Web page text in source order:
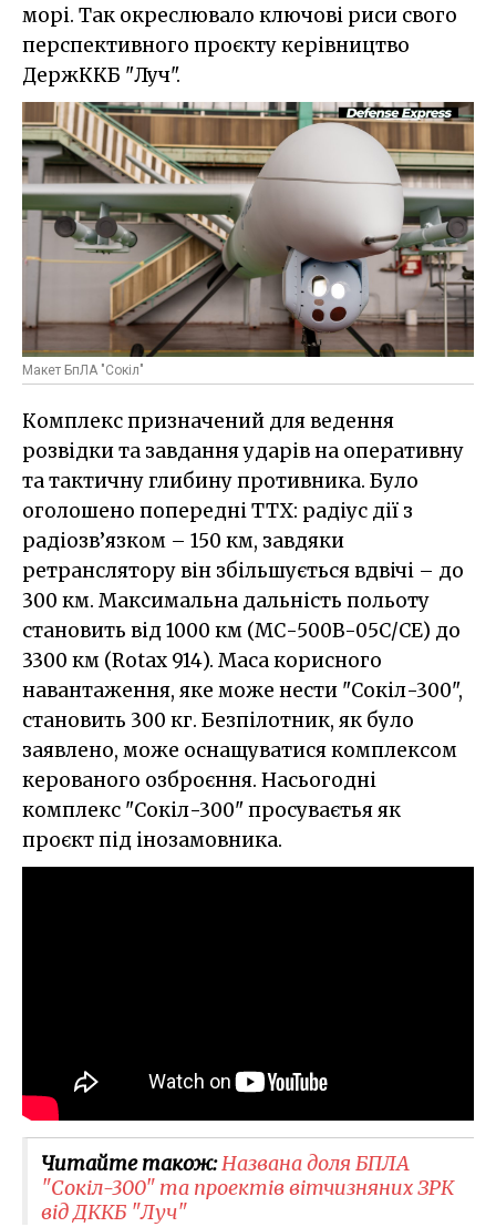
морі. Так окреслювало ключові риси свого
перспективного проєкту керівництво
ДержККБ "Луч".
Макет БпЛА "Сокіл"
Комплекс призначений для ведення
розвідки та завдання ударів на оперативну
та тактичну глибину противника. Було
оголошено попередні ТТХ: радіус дії з
радіозв’язком – 150 км, завдяки
ретранслятору він збільшується вдвічі – до
300 км. Максимальна дальність польоту
становить від 1000 км (МС-500В-05С/СE) до
3300 км (Rotax 914). Маса корисного
навантаження, яке може нести "Сокіл-300",
становить 300 кг. Безпілотник, як було
заявлено, може оснащуватися комплексом
керованого озброєння. Насьогодні
комплекс "Сокіл-300" просуваєтья як
проєкт під інозамовника.
Читайте також:Названа доля БПЛА
"Сокіл-300" та проектів вітчизняних ЗРК
від ДККБ "Луч"